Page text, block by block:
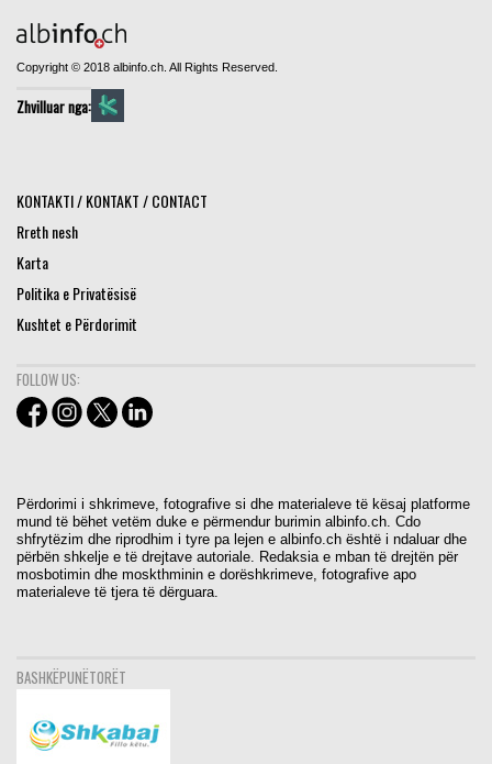
Copyright © 2018 albinfo.ch. All Rights Reserved.
Zhvilluar nga:
KONTAKTI / KONTAKT / CONTACT
Rreth nesh
Karta
Politika e Privatësisë
Kushtet e Përdorimit
FOLLOW US:
Përdorimi i shkrimeve, fotografive si dhe materialeve të kësaj platforme
mund të bëhet vetëm duke e përmendur burimin albinfo.ch. Cdo
shfrytëzim dhe riprodhim i tyre pa lejen e albinfo.ch është i ndaluar dhe
përbën shkelje e të drejtave autoriale. Redaksia e mban të drejtën për
mosbotimin dhe moskthminin e dorëshkrimeve, fotografive apo
materialeve të tjera të dërguara.
BASHKËPUNËTORËT